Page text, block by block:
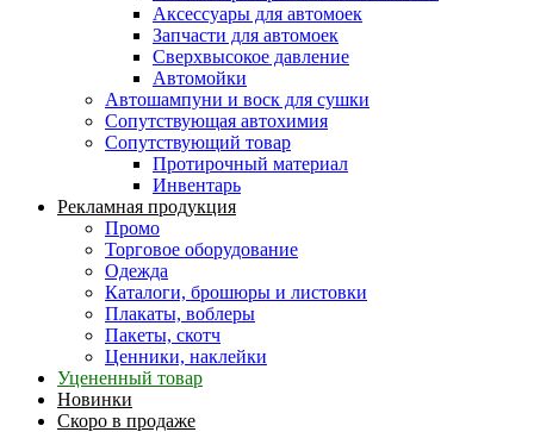
Аксессуары для автомоек
Запчасти для автомоек
Сверхвысокое давление
Автомойки
Автошампуни и воск для сушки
Сопутствующая автохимия
Сопутствующий товар
Протирочный материал
Инвентарь
Рекламная продукция
Промо
Торговое оборудование
Одежда
Каталоги, брошюры и листовки
Плакаты, воблеры
Пакеты, скотч
Ценники, наклейки
Уцененный товар
Новинки
Скоро в продаже